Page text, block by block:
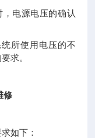
电源电压的确认
所使用电压的不
求。
修
如下：